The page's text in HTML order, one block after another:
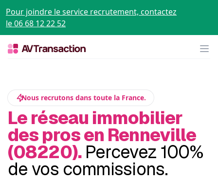
Pour joindre le service recrutement, contactez
le 06 68 12 22 52
Nous recrutons dans toute la France.
Le réseau immobilier
des pros en Renneville
(08220). Percevez 100%
de vos commissions.